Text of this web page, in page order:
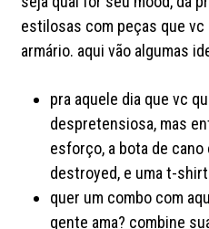
estilosas com peças que
armário. aqui vão algumas
pra aquele dia que vc
despretensiosa, mas
esforço, a bota de
destroyed, e uma t-
quer um combo com
gente ama? combine